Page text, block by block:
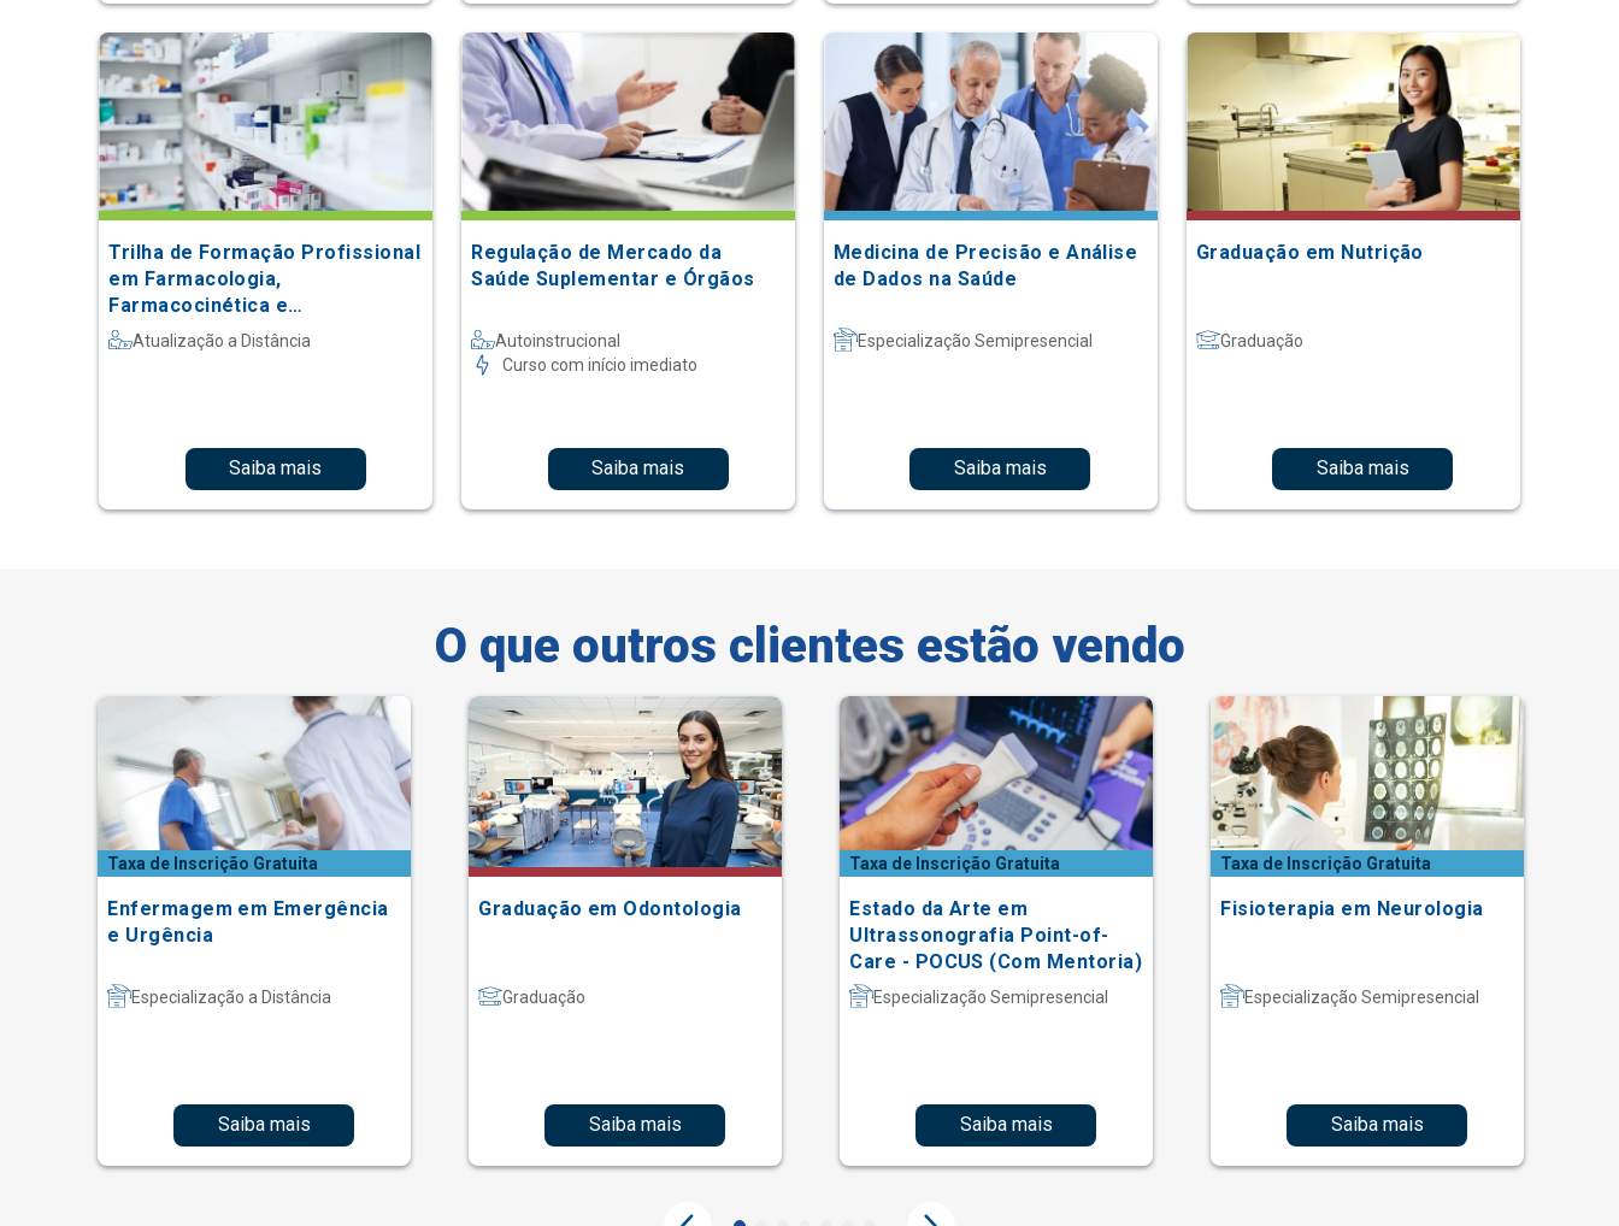
Trilha de Formação Profissional
em Farmacologia,
Farmacocinética e
Farmacovigilância
Atualização a Distância
Saiba mais
Regulação de Mercado da
Saúde Suplementar e Órgãos
Autoinstrucional
Curso com início imediato
Saiba mais
Medicina de Precisão e Análise
de Dados na Saúde
Especialização Semipresencial
Saiba mais
Graduação em Nutrição
Graduação
Saiba mais
O que outros clientes estão vendo
Taxa de Inscrição Gratuita
Enfermagem em Emergência
e Urgência
Especialização a Distância
Saiba mais
Graduação em Odontologia
Graduação
Saiba mais
Taxa de Inscrição Gratuita
Estado da Arte em
Ultrassonografia Point-of-
Care - POCUS (Com Mentoria)
Especialização Semipresencial
Saiba mais
Taxa de Inscrição Gratuita
Fisioterapia em Neurologia
Especialização Semipresencial
Saiba mais